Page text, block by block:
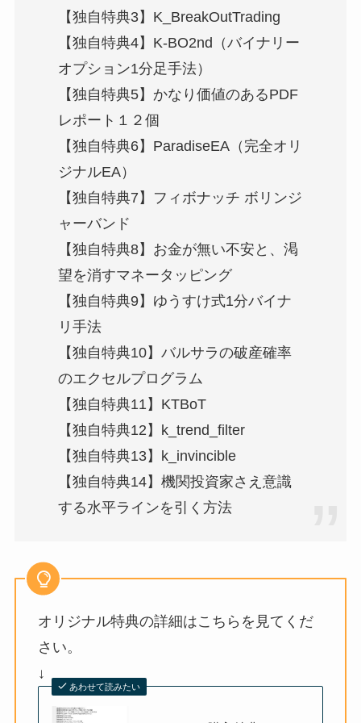
【独自特典3】K_BreakOutTrading
【独自特典4】K-BO2nd（バイナリー
オプション1分足手法）
【独自特典5】かなり価値のあるPDF
レポート１２個
【独自特典6】ParadiseEA（完全オリ
ジナルEA）
【独自特典7】フィボナッチ ボリンジ
ャーバンド
【独自特典8】お金が無い不安と、渇
望を消すマネータッピング
【独自特典9】ゆうすけ式1分バイナ
リ手法
【独自特典10】バルサラの破産確率
のエクセルプログラム
【独自特典11】KTBoT
【独自特典12】k_trend_filter
【独自特典13】k_invincible
【独自特典14】機関投資家さえ意識
する水平ラインを引く方法
オリジナル特典の詳細はこちらを見てくだ
さい。
↓
あわせて読みたい